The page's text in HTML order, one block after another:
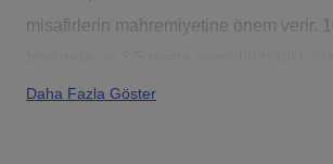
misafirlerin mahremiyetine önem verir.
rahatlıkla yüzebilirsiniz. Ayrıca,
Daha Fazla Göster